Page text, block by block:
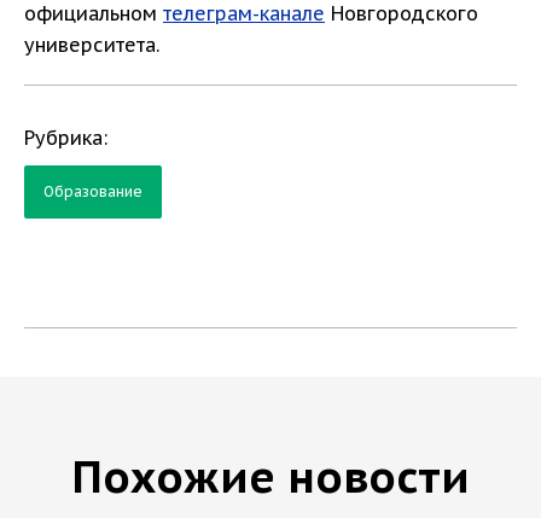
официальном телеграм-канале Новгородского
университета.
Рубрика:
Образование
Похожие новости